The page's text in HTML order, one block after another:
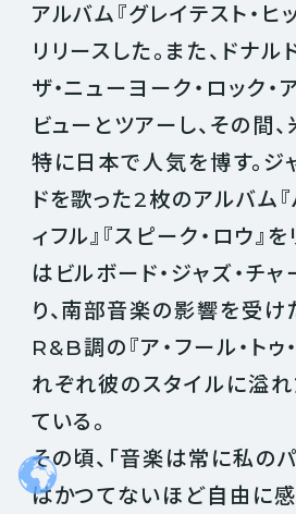
アルバム『グレイテスト・ヒ
リリースした。また、ドナル
ザ・ニューヨーク・ロック・
ビューとツアーし、その間
特に日本で人気を博す。ジ
ドを歌った2枚のアルバム『
ィフル』『スピーク・ロウ』
はビルボード・ジャズ・チ
り、南部音楽の影響を受け
R&B調の『ア・フール・トゥ
れぞれ彼のスタイルに溢
ている。
その頃、「音楽は常に私の
はかつてないほど自由に感